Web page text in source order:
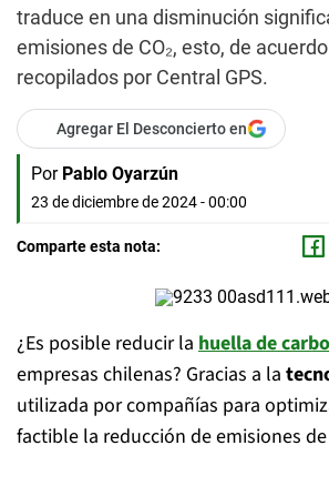
traduce en una disminución
emisiones de CO₂, esto, de
recopilados por Central GPS.
Agregar El Desconcierto en
Por Pablo Oyarzún
23 de diciembre de 2024 - 00:00
Comparte esta nota:
¿Es posible reducir la huella de
empresas chilenas? Gracias a la
utilizada por compañías para
factible la reducción de emisiones de